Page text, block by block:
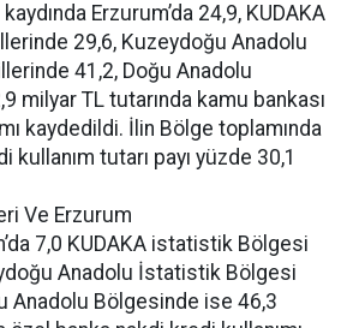
Erzurum’da 24,9, KUDAKA
29,6, Kuzeydoğu Anadolu
41,2, Doğu Anadolu
milyar TL tutarında kamu bankası
kaydedildi. İlin Bölge toplamında
kullanım tutarı payı yüzde 30,1
Ve Erzurum
7,0 KUDAKA istatistik Bölgesi
Anadolu İstatistik Bölgesi
Anadolu Bölgesinde ise 46,3